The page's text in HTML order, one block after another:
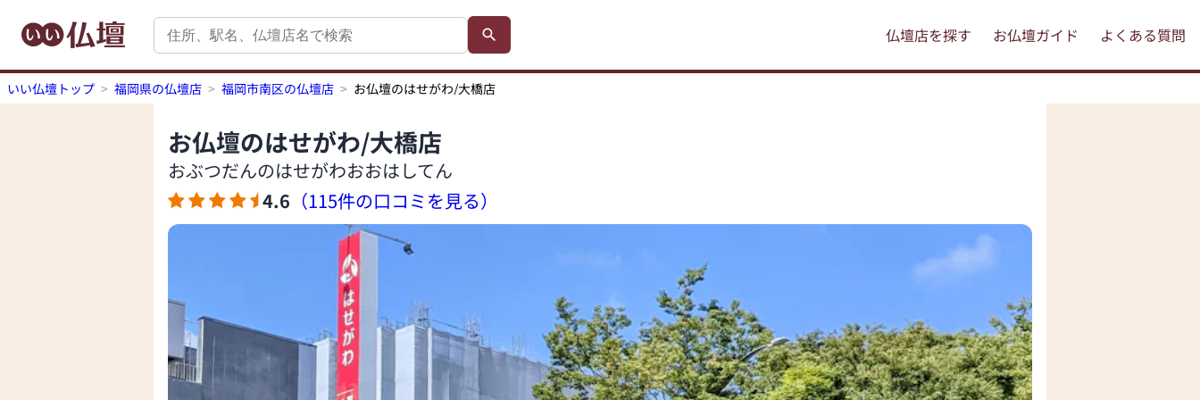
仏壇店を探す お仏壇ガイド よくある質問
いい仏壇トップ 福岡県の仏壇店 福岡市南区の仏壇店 お仏壇のはせがわ/大橋店
お仏壇のはせがわ/大橋店
おぶつだんのはせがわおおはしてん
4.6 （115件の口コミを見る）